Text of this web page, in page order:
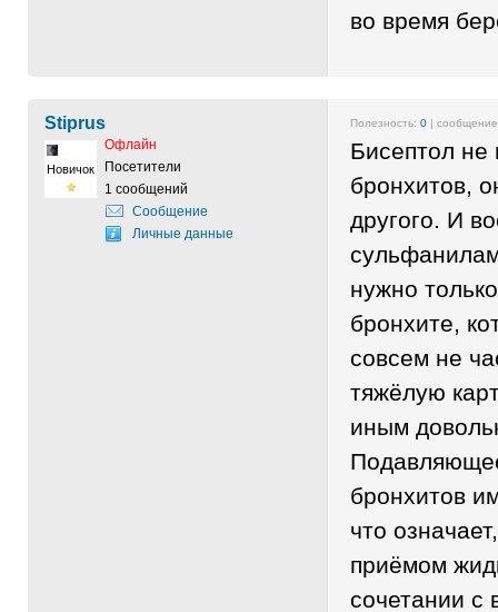
во время
Stiprus
Новичок
Офлайн
Посетители
1 сообщений
Сообщение
Личные данные
Полезность: 0 |
Бисептол не
бронхитов,
другого. И
нужно
бронхите,
совсем не
тяжёлую
иным
бронхитов
что
приёмом
сочетании